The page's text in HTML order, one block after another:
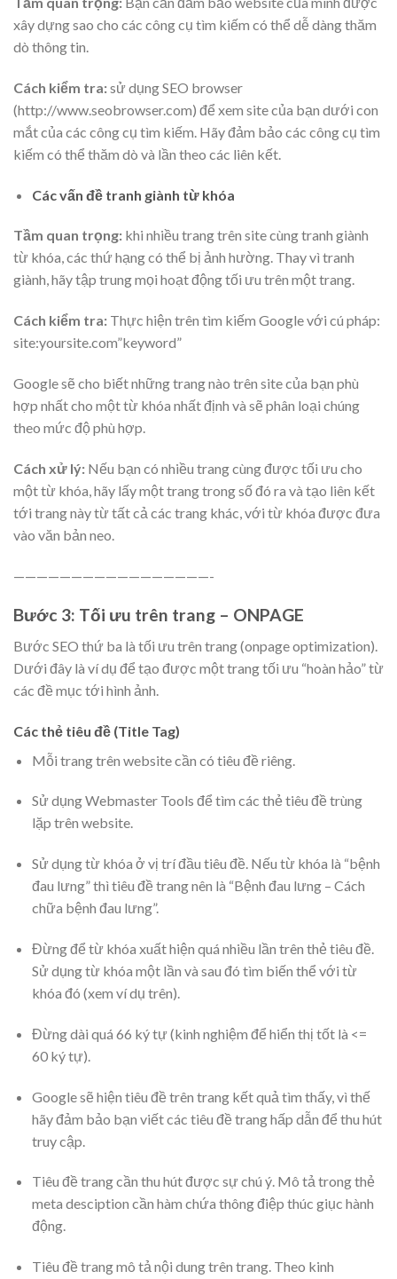
xây dựng sao cho các công cụ tìm kiếm có thể dễ dàng thăm
dò thông tin.
Cách kiểm tra:sử dụng SEO browser
(http://www.seobrowser.com) để xem site của bạn dưới con
mắt của các công cụ tìm kiếm. Hãy đảm bảo các công cụ tìm
kiếm có thể thăm dò và lần theo các liên kết.
Các vấn đề tranh giành từ khóa
Tầm quan trọng: khi nhiều trang trên site cùng tranh giành
từ khóa, các thứ hạng có thể bị ảnh hường. Thay vì tranh
giành, hãy tập trung mọi hoạt động tối ưu trên một trang.
Cách kiểm tra: Thực hiện trên tìm kiếm Google với cú pháp:
site:yoursite.com”keyword”
Google sẽ cho biết những trang nào trên site của bạn phù
hợp nhất cho một từ khóa nhất định và sẽ phân loại chúng
theo mức độ phù hợp.
Cách xử lý: Nếu bạn có nhiều trang cùng được tối ưu cho
một từ khóa, hãy lấy một trang trong số đó ra và tạo liên kết
tới trang này từ tất cả các trang khác, với từ khóa được đưa
vào văn bản neo.
—————————————————-
Bước 3: Tối ưu trên trang – ONPAGE
Bước SEO thứ ba là tối ưu trên trang (onpage optimization).
Dưới đây là ví dụ để tạo được một trang tối ưu “hoàn hảo” từ
các đề mục tới hình ảnh.
Các thẻ tiêu đề (Title Tag)
Mỗi trang trên website cần có tiêu đề riêng.
Sử dụng Webmaster Tools để tìm các thẻ tiêu đề trùng
lặp trên website.
Sử dụng từ khóa ở vị trí đầu tiêu đề. Nếu từ khóa là “bệnh
đau lưng” thì tiêu đề trang nên là “Bệnh đau lưng – Cách
chữa bệnh đau lưng”.
Đừng để từ khóa xuất hiện quá nhiều lần trên thẻ tiêu đề.
Sử dụng từ khóa một lần và sau đó tìm biến thể với từ
khóa đó (xem ví dụ trên).
Đừng dài quá 66 ký tự (kinh nghiệm để hiển thị tốt là <=
60 ký tự).
Google sẽ hiện tiêu đề trên trang kết quả tìm thấy, vì thế
hãy đảm bảo bạn viết các tiêu đề trang hấp dẫn để thu hút
truy cập.
Tiêu đề trang cần thu hút được sự chú ý. Mô tả trong thẻ
meta desciption cần hàm chứa thông điệp thúc giục hành
động.
Tiêu đề trang mô tả nội dung trên trang. Theo kinh